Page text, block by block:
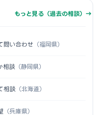
もっと見る（過去の相談）→
問い合わせ （福岡県）
相談 （静岡県）
相談 （北海道）
（兵庫県）